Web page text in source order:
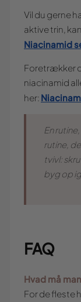
Vil du gerne
aktive trin,
Niacinamid
Foretrækker
niacinamid
her:
En
rutine,
tvivl:
byg op
FAQ
Hvad må
For de fleste